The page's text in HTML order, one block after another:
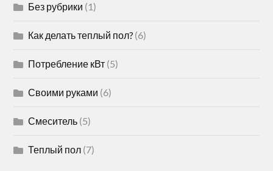
Без рубрики (1)
Как делать теплый пол? (6)
Потребление кВт (5)
Своими руками (6)
Смеситель (5)
Теплый пол (7)